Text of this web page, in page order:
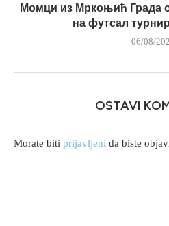
Момци из Мркоњић Града
на футсал
06/08/
OSTAVI
Morate biti prijavljeni da biste